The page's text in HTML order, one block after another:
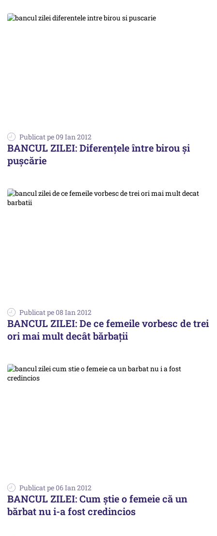
Publicat pe 09 Ian 2012
BANCUL ZILEI: Diferenţele între birou şi
puşcărie
Publicat pe 08 Ian 2012
BANCUL ZILEI: De ce femeile vorbesc de trei
ori mai mult decât bărbaţii
Publicat pe 06 Ian 2012
BANCUL ZILEI: Cum ştie o femeie că un
bărbat nu i-a fost credincios